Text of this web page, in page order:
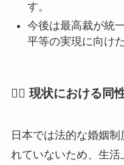
す。
今後は最高裁が統
平等の実現に向け
🏳️‍🌈 現状における同
日本では法的な婚姻
れていないため、生